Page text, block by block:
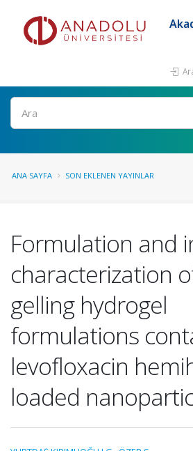
Ara
ANA SAYFA SON EKLENEN YAYINLAR
Formulation and
characterization
gelling hydrogel
formulations
levofloxacin
loaded